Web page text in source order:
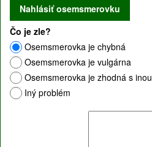
Čo je zle?
Osemsmerovka je chybná
Osemsmerovka je vulgárna
Osemsmerovka je zhodná s inou
Iný problém